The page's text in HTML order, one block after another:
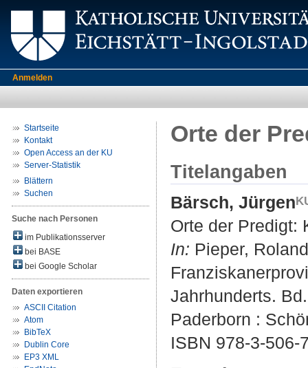
Anmelden
Startseite
Kontakt
Open Access an der KU
Server-Statistik
Blättern
Suchen
Suche nach Personen
im Publikationsserver
bei BASE
bei Google Scholar
Daten exportieren
ASCII Citation
Atom
BibTeX
Dublin Core
EP3 XML
Orte der
Titelangaben
Bärsch, Jürgen
Orte der Predigt:
In: Pieper,
Jahrhunderts.
Paderborn :
ISBN 978-3-506-